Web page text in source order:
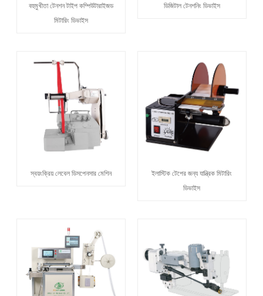
বহুমুখীতা টেনশন টাইপ কম্পিউটারাইজড
মিটারিং ডিভাইস
ডিজিটাল টেনশনিং ডিভাইস
স্বয়ংক্রিয় লেবেল ডিসপেনসার মেশিন
ইলাস্টিক টেপের জন্য যান্ত্রিক মিটারিং
ডিভাইস